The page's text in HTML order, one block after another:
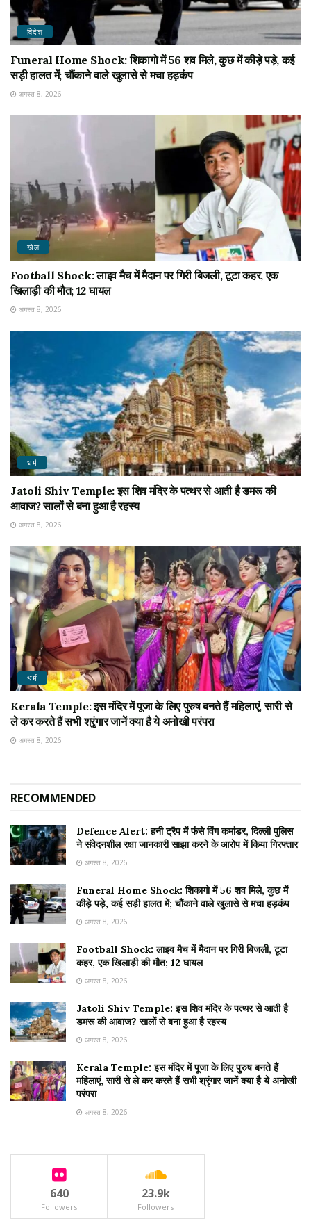
विदेश
Funeral Home Shock: शिकागो में 56 शव मिले, कुछ में कीड़े पड़े, कई
सड़ी हालत में; चौंकाने वाले खुलासे से मचा हड़कंप
अगस्त 8, 2026
खेल
Football Shock: लाइव मैच में मैदान पर गिरी बिजली, टूटा कहर, एक
खिलाड़ी की मौत; 12 घायल
अगस्त 8, 2026
धर्म
Jatoli Shiv Temple: इस शिव मंदिर के पत्थर से आती है डमरू की
आवाज? सालों से बना हुआ है रहस्य
अगस्त 8, 2026
धर्म
Kerala Temple: इस मंदिर में पूजा के लिए पुरुष बनते हैं महिलाएं, सारी से
ले कर करते हैं सभी श्रृंगार जानें क्या है ये अनोखी परंपरा
अगस्त 8, 2026
RECOMMENDED
Defence Alert: हनी ट्रैप में फंसे विंग कमांडर, दिल्ली पुलिस
ने संवेदनशील रक्षा जानकारी साझा करने के आरोप में किया गिरफ्तार
अगस्त 8, 2026
Funeral Home Shock: शिकागो में 56 शव मिले, कुछ में
कीड़े पड़े, कई सड़ी हालत में; चौंकाने वाले खुलासे से मचा हड़कंप
अगस्त 8, 2026
Football Shock: लाइव मैच में मैदान पर गिरी बिजली, टूटा
कहर, एक खिलाड़ी की मौत; 12 घायल
अगस्त 8, 2026
Jatoli Shiv Temple: इस शिव मंदिर के पत्थर से आती है
डमरू की आवाज? सालों से बना हुआ है रहस्य
अगस्त 8, 2026
Kerala Temple: इस मंदिर में पूजा के लिए पुरुष बनते हैं
महिलाएं, सारी से ले कर करते हैं सभी श्रृंगार जानें क्या है ये अनोखी
परंपरा
अगस्त 8, 2026
640
Followers
23.9k
Followers